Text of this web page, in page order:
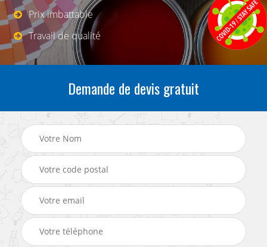
Prix imbattable
Travail de qualité
Demande de devis gratuit